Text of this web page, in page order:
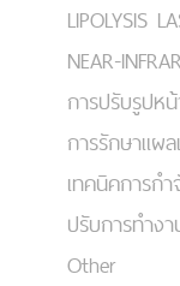
LIPOLYSIS
NEAR-
การปรับรูปห
การรักษาแผ
เทคนิคการก
ปรับการทำง
Other